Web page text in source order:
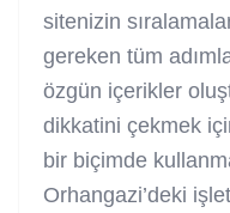
sitenizin
gereken tüm
özgün içerikler
dikkatini çekmek
bir biçimde
Orhangazi’deki